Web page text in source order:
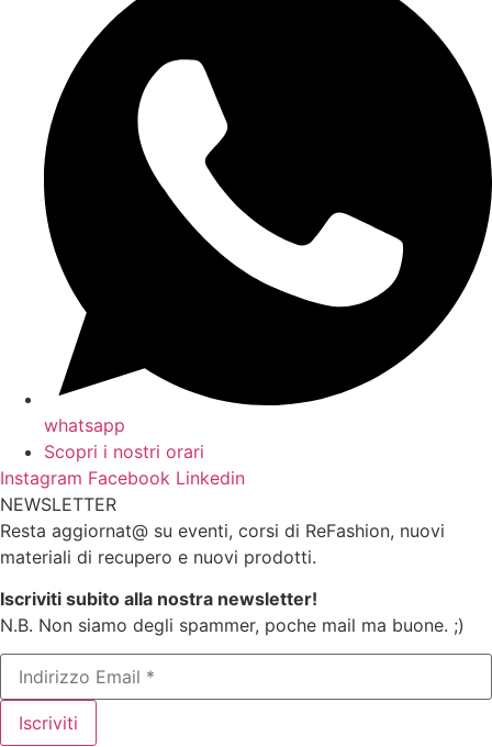
whatsapp
Scopri i nostri orari
Instagram Facebook Linkedin
NEWSLETTER
Resta aggiornat@ su eventi, corsi di ReFashion, nuovi
materiali di recupero e nuovi prodotti.
Iscriviti subito alla nostra newsletter!
N.B. Non siamo degli spammer, poche mail ma buone. ;)